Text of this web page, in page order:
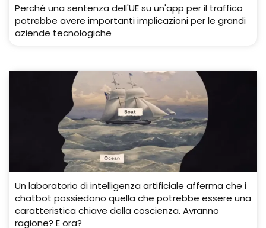
Perché una sentenza dell'UE su un'app per il traffico
potrebbe avere importanti implicazioni per le grandi
aziende tecnologiche
Un laboratorio di intelligenza artificiale afferma che i
chatbot possiedono quella che potrebbe essere una
caratteristica chiave della coscienza. Avranno
ragione? E ora?